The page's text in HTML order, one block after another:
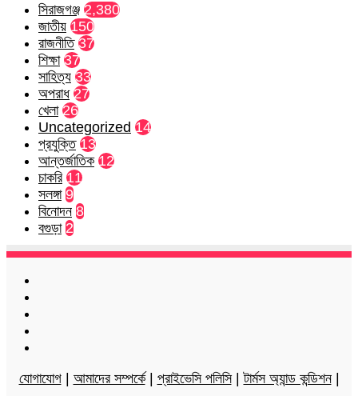
সিরাজগঞ্জ 2,380
জাতীয় 150
রাজনীতি 37
শিক্ষা 37
সাহিত্য 33
অপরাধ 27
খেলা 26
Uncategorized 14
প্রযুক্তি 13
আন্তর্জাতিক 12
চাকরি 11
সলঙ্গা 9
বিনোদন 8
বগুড়া 2
যোগাযোগ| আমাদের সম্পর্কে| প্রাইভেসি পলিসি|টার্মস অ্যান্ড কন্ডিশন|